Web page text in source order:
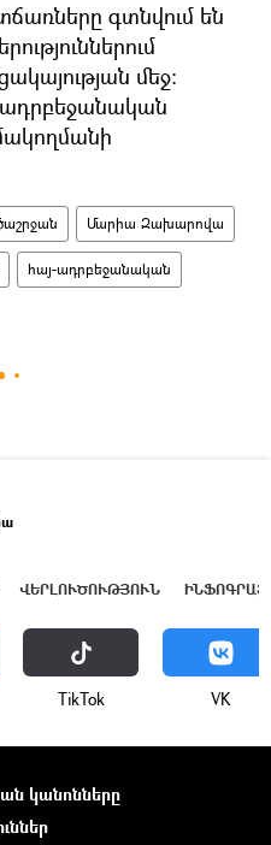
գտնվում են
մեջ:
ադրբեջանական
Մարիա Զախարովա
հայ-ադրբեջանական
ՎԵՐԼՈՒԾՈՒԹՅՈՒՆ
ТikТоk VK
կանոնները